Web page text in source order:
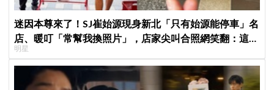
迷因本尊來了！SJ崔始源現身新北「只有始源能停車」名
店、暖叮「常幫我換照片」，店家尖叫合照網笑翻：這輩
子不能脫粉了
明星